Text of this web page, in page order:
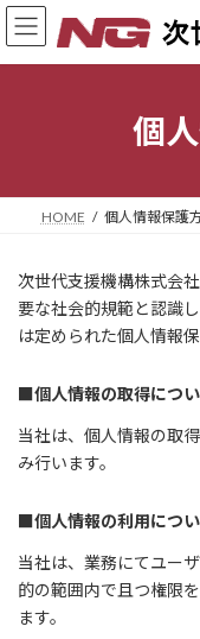
コ
ン
ッ
ナ
ビ
移
個
HOME 個人情報保護
次世代支援機構株式会
要な社会的規範と認識
は定められた個人情報
■個人情報の取得につ
当社は、個人情報の取
み行います。
■個人情報の利用につ
当社は、業務にてユー
的の範囲内で且つ権限
ます。